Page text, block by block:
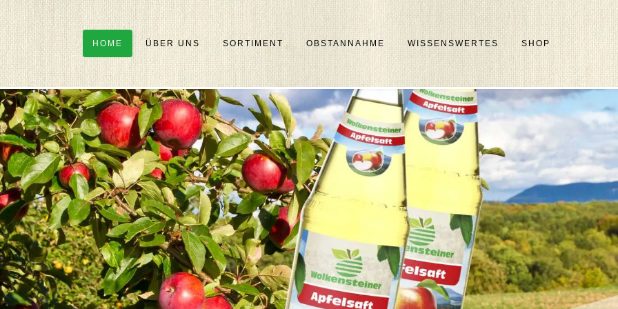
HOME ÜBER UNS SORTIMENT OBSTANNAHME WISSENSWERTES SHOP